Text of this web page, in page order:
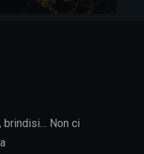
brindisi… Non ci